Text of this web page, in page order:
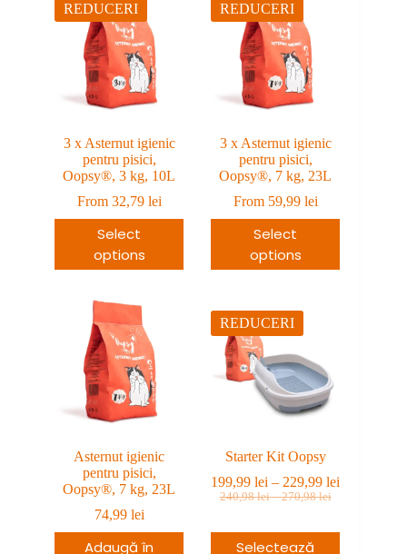
REDUCERI
3 x Asternut igienic
pentru pisici,
Oopsy®, 3 kg, 10L
From 32,79 lei
Select
options
REDUCERI
3 x Asternut igienic
pentru pisici,
Oopsy®, 7 kg, 23L
From 59,99 lei
Select
options
Asternut igienic
pentru pisici,
Oopsy®, 7 kg, 23L
74,99 lei
Adaugă în
REDUCERI
Starter Kit Oopsy
240,98lei – 270,98leiInterval
240,98 lei
Prețul
fost:
199,99lei – 229,99lei
199,99 lei
Prețul
199,99 lei
Selectează